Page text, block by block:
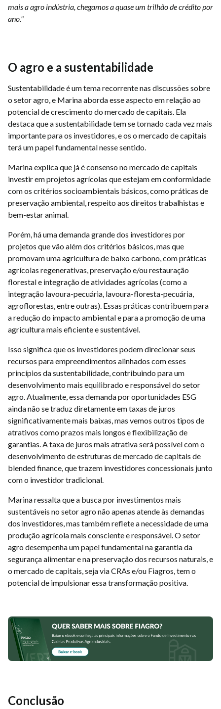
mais a agro indústria, chegamos a quase um trilhão de crédito por
ano."
O agro e a sustentabilidade
Sustentabilidade é um tema recorrente nas discussões sobre
o setor agro, e Marina aborda esse aspecto em relação ao
potencial de crescimento do mercado de capitais. Ela
destaca que a sustentabilidade tem se tornado cada vez mais
importante para os investidores, e os o mercado de capitais
terá um papel fundamental nesse sentido.
Marina explica que já é consenso no mercado de capitais
investir em projetos agrícolas que estejam em conformidade
com os critérios socioambientais básicos, como práticas de
preservação ambiental, respeito aos direitos trabalhistas e
bem-estar animal.
Porém, há uma demanda grande dos investidores por
projetos que vão além dos critérios básicos, mas que
promovam uma agricultura de baixo carbono, com práticas
agrícolas regenerativas, preservação e/ou restauração
florestal e integração de atividades agrícolas (como a
integração lavoura-pecuária, lavoura-floresta-pecuária,
agroflorestas, entre outras). Essas práticas contribuem para
a redução do impacto ambiental e para a promoção de uma
agricultura mais eficiente e sustentável.
Isso significa que os investidores podem direcionar seus
recursos para empreendimentos alinhados com esses
princípios da sustentabilidade, contribuindo para um
desenvolvimento mais equilibrado e responsável do setor
agro. Atualmente, essa demanda por oportunidades ESG
ainda não se traduz diretamente em taxas de juros
significativamente mais baixas, mas vemos outros tipos de
atrativos como prazos mais longos e flexibilização de
garantias. A taxa de juros mais atrativa será possível com o
desenvolvimento de estruturas de mercado de capitais de
blended finance, que trazem investidores concessionais junto
com o investidor tradicional.
Marina ressalta que a busca por investimentos mais
sustentáveis no setor agro não apenas atende às demandas
dos investidores, mas também reflete a necessidade de uma
produção agrícola mais consciente e responsável. O setor
agro desempenha um papel fundamental na garantia da
segurança alimentar e na preservação dos recursos naturais, e
o mercado de capitais, seja via CRAs e/ou Fiagros, tem o
potencial de impulsionar essa transformação positiva.
Conclusão